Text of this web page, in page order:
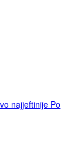
najjeftinije Po